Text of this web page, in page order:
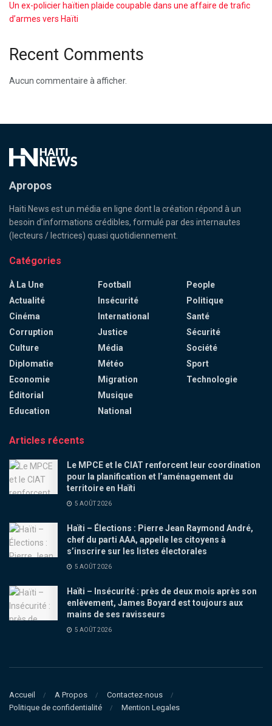
Un ex-policier haïtien plaide coupable dans une affaire de trafic
d’armes vers Haïti
Recent Comments
Aucun commentaire à afficher.
Apropos
Haiti News est un média en ligne dont la création répond à un
besoin d’informations crédibles, formulé par des internautes
(lecteurs / lectrices) quasi quotidiennement.
Catégories
À La Une
Actualité
Cinéma
Corruption
Culture
Diplomatie
Economie
Éditorial
Education
Football
Insécurité
International
Justice
Média
Météo
Migration
Musique
National
People
Politique
Santé
Sécurité
Société
Sport
Technologie
Articles récents
Le MPCE et le CIAT renforcent leur coordination
pour la planification et l’aménagement du
territoire en Haïti
5 AOÛT 2026
Haïti – Élections : Pierre Jean Raymond André,
chef du parti AAA, appelle les citoyens à
s’inscrire sur les listes électorales
5 AOÛT 2026
Haïti – Insécurité : près de deux mois après son
enlèvement, James Boyard est toujours aux
mains de ses ravisseurs
5 AOÛT 2026
Accueil A Propos
Contactez-nous
Politique de confidentialité
Mention Legales